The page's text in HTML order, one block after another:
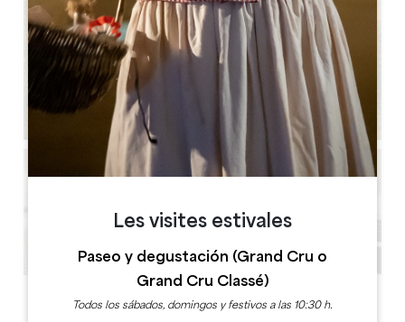
Les visites estivales
Paseo y degustación (Grand Cru o
Grand Cru Classé)
Todos los sábados, domingos y festivos a las 10:30 h.